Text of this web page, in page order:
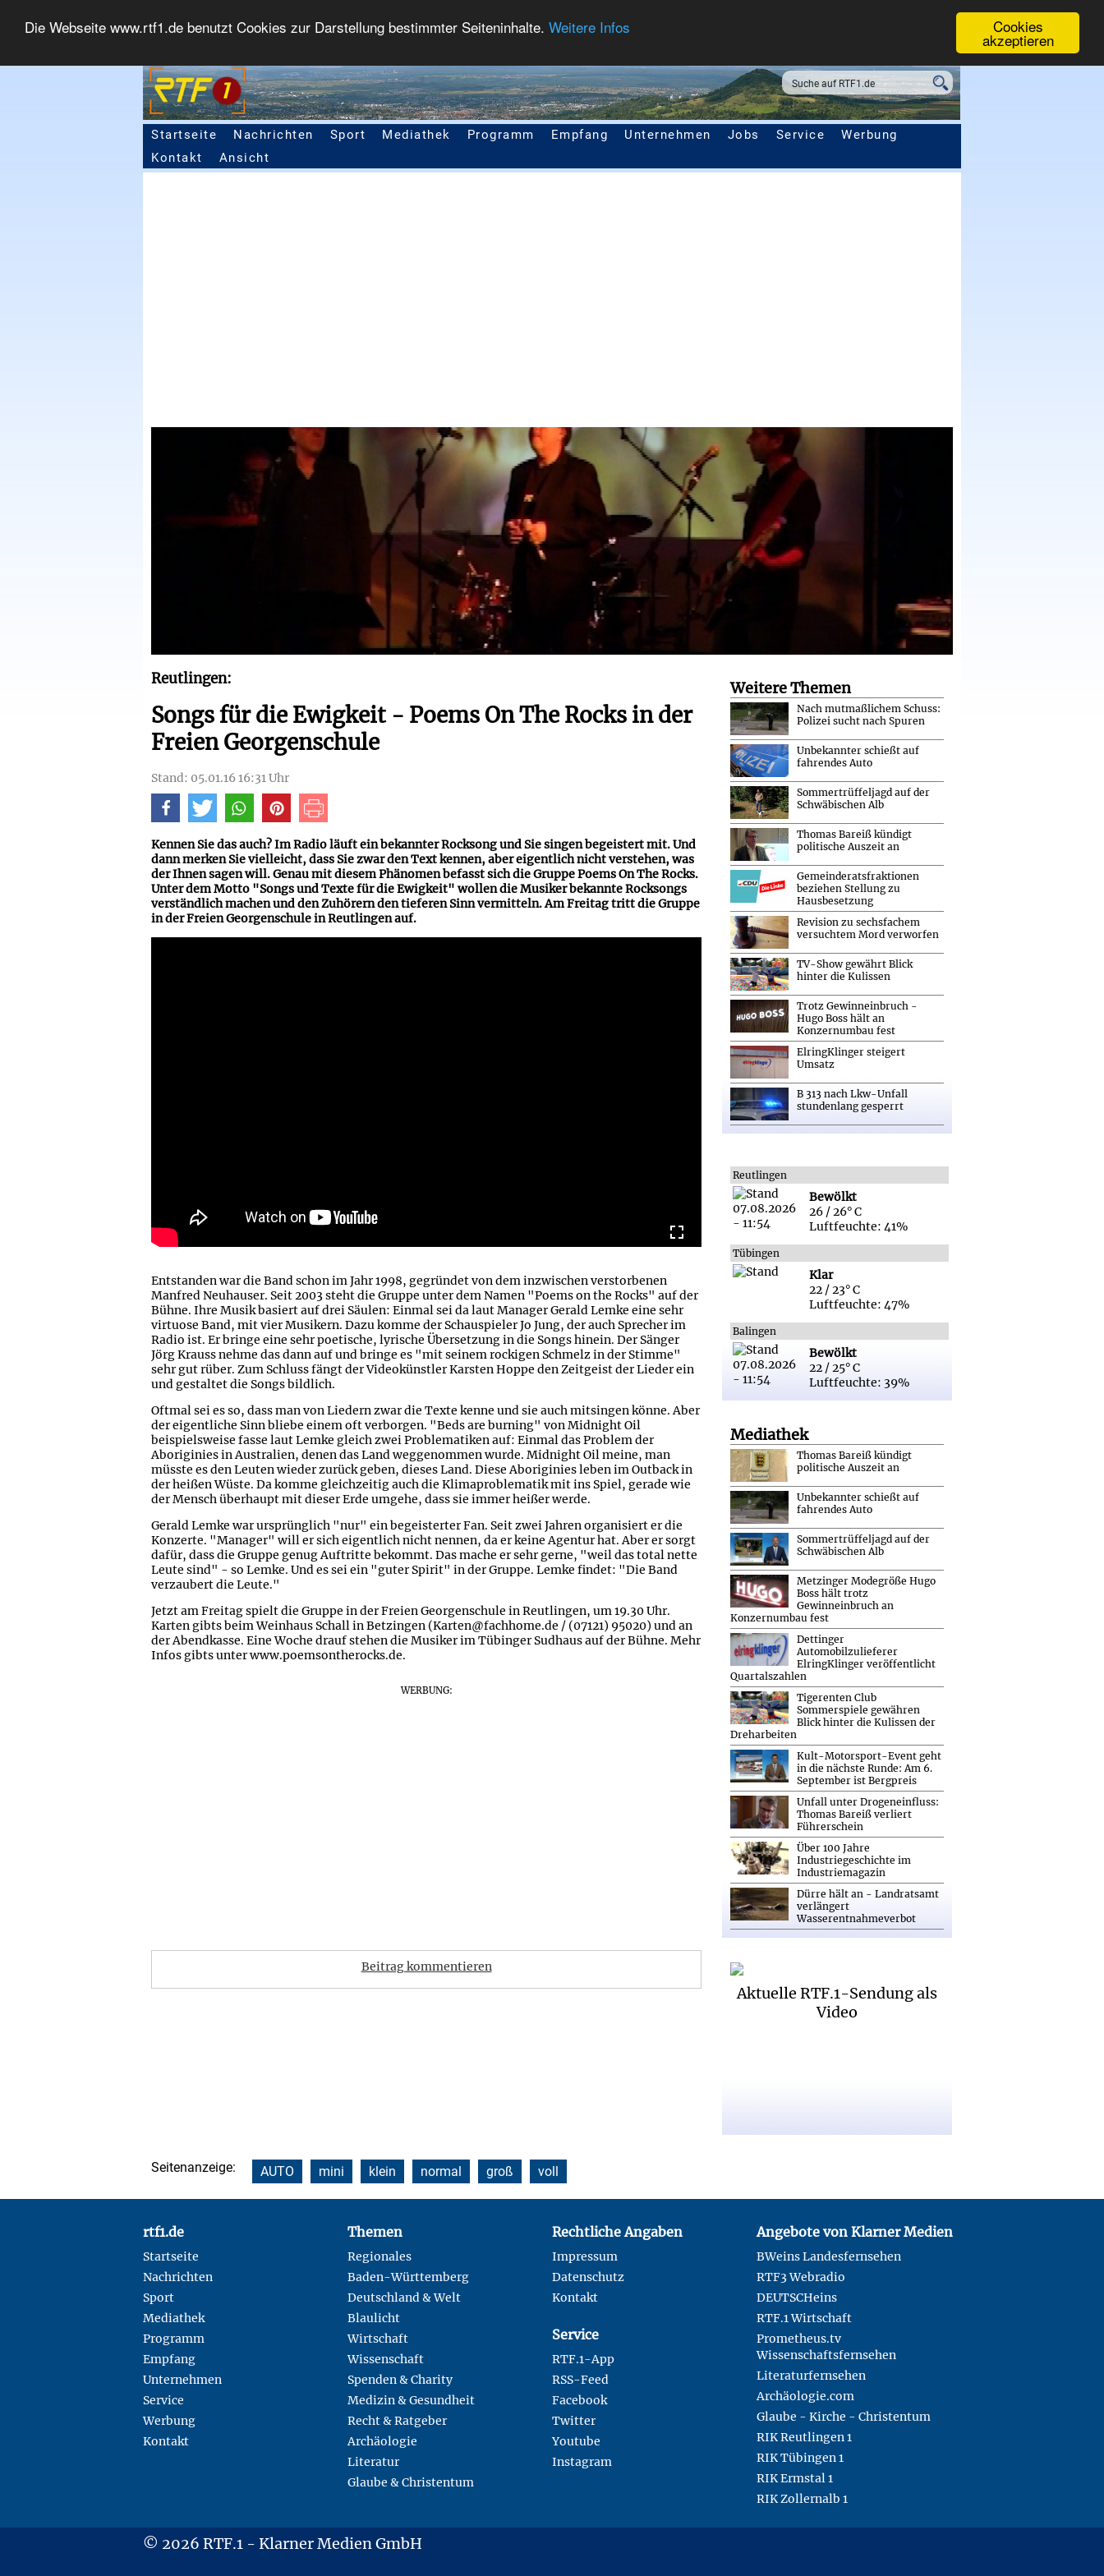
Cookies
akzeptieren
Die Webseite www.rtf1.de benutzt Cookies zur Darstellung bestimmter Seiteninhalte. Weitere Infos
Seitennavigation
Startseite Nachrichten Sport Mediathek Programm Empfang Unternehmen Jobs Service
Werbung
Kontakt
Ansicht
Reutlingen:
Songs für die Ewigkeit - Poems On The Rocks in der
Freien Georgenschule
Stand: 05.01.16 16:31 Uhr
Kennen Sie das auch? Im Radio läuft ein bekannter Rocksong und Sie singen begeistert mit. Und
dann merken Sie vielleicht, dass Sie zwar den Text kennen, aber eigentlich nicht verstehen, was
der Ihnen sagen will. Genau mit diesem Phänomen befasst sich die Gruppe Poems On The Rocks.
Unter dem Motto "Songs und Texte für die Ewigkeit" wollen die Musiker bekannte Rocksongs
verständlich machen und den Zuhörern den tieferen Sinn vermitteln. Am Freitag tritt die Gruppe
in der Freien Georgenschule in Reutlingen auf.
Entstanden war die Band schon im Jahr 1998, gegründet von dem inzwischen verstorbenen
Manfred Neuhauser. Seit 2003 steht die Gruppe unter dem Namen "Poems on the Rocks" auf der
Bühne. Ihre Musik basiert auf drei Säulen: Einmal sei da laut Manager Gerald Lemke eine sehr
virtuose Band, mit vier Musikern. Dazu komme der Schauspieler Jo Jung, der auch Sprecher im
Radio ist. Er bringe eine sehr poetische, lyrische Übersetzung in die Songs hinein. Der Sänger
Jörg Krauss nehme das dann auf und bringe es "mit seinem rockigen Schmelz in der Stimme"
sehr gut rüber. Zum Schluss fängt der Videokünstler Karsten Hoppe den Zeitgeist der Lieder ein
und gestaltet die Songs bildlich.
Oftmal sei es so, dass man von Liedern zwar die Texte kenne und sie auch mitsingen könne. Aber
der eigentliche Sinn bliebe einem oft verborgen. "Beds are burning" von Midnight Oil
beispielsweise fasse laut Lemke gleich zwei Problematiken auf: Einmal das Problem der
Aboriginies in Australien, denen das Land weggenommen wurde. Midnight Oil meine, man
müsste es den Leuten wieder zurück geben, dieses Land. Diese Aboriginies leben im Outback in
der heißen Wüste. Da komme gleichzeitig auch die Klimaproblematik mit ins Spiel, gerade wie
der Mensch überhaupt mit dieser Erde umgehe, dass sie immer heißer werde.
Gerald Lemke war ursprünglich "nur" ein begeisterter Fan. Seit zwei Jahren organisiert er die
Konzerte. "Manager" will er sich eigentlich nicht nennen, da er keine Agentur hat. Aber er sorgt
dafür, dass die Gruppe genug Auftritte bekommt. Das mache er sehr gerne, "weil das total nette
Leute sind" - so Lemke. Und es sei ein "guter Spirit" in der Gruppe. Lemke findet: "Die Band
verzaubert die Leute."
Jetzt am Freitag spielt die Gruppe in der Freien Georgenschule in Reutlingen, um 19.30 Uhr.
Karten gibts beim Weinhaus Schall in Betzingen (Karten@fachhome.de / (07121) 95020) und an
der Abendkasse. Eine Woche drauf stehen die Musiker im Tübinger Sudhaus auf der Bühne. Mehr
Infos gibts unter www.poemsontherocks.de.
WERBUNG:
Beitrag kommentieren
Weitere Themen
Nach mutmaßlichem Schuss:
Polizei sucht nach Spuren
Unbekannter schießt auf
fahrendes Auto
Sommertrüffeljagd auf der
Schwäbischen Alb
Thomas Bareiß kündigt
politische Auszeit an
Gemeinderatsfraktionen
beziehen Stellung zu
Hausbesetzung
Revision zu sechsfachem
versuchtem Mord verworfen
TV-Show gewährt Blick
hinter die Kulissen
Trotz Gewinneinbruch -
Hugo Boss hält an
Konzernumbau fest
ElringKlinger steigert
Umsatz
B 313 nach Lkw-Unfall
stundenlang gesperrt
Reutlingen
Bewölkt
26 / 26° C
Luftfeuchte: 41%
Tübingen
Klar
22 / 23° C
Luftfeuchte: 47%
Balingen
Bewölkt
22 / 25° C
Luftfeuchte: 39%
Mediathek
Thomas Bareiß kündigt
politische Auszeit an
Unbekannter schießt auf
fahrendes Auto
Sommertrüffeljagd auf der
Schwäbischen Alb
Metzinger Modegröße Hugo
Boss hält trotz
Gewinneinbruch an
Konzernumbau fest
Dettinger
Automobilzulieferer
ElringKlinger veröffentlicht
Quartalszahlen
Tigerenten Club
Sommerspiele gewähren
Blick hinter die Kulissen der
Dreharbeiten
Kult-Motorsport-Event geht
in die nächste Runde: Am 6.
September ist Bergpreis
Unfall unter Drogeneinfluss:
Thomas Bareiß verliert
Führerschein
Über 100 Jahre
Industriegeschichte im
Industriemagazin
Dürre hält an - Landratsamt
verlängert
Wasserentnahmeverbot
Aktuelle RTF.1-Sendung als
Video
Seitenanzeige: AUTO mini klein normal groß voll
© 2026 RTF.1 - Klarner Medien GmbH
rtf1.de
Startseite
Nachrichten
Sport
Mediathek
Programm
Empfang
Unternehmen
Service
Werbung
Kontakt
Themen
Regionales
Baden-Württemberg
Deutschland & Welt
Blaulicht
Wirtschaft
Wissenschaft
Spenden & Charity
Medizin & Gesundheit
Recht & Ratgeber
Archäologie
Literatur
Glaube & Christentum
Rechtliche Angaben
Impressum
Datenschutz
Kontakt
Service
RTF.1-App
RSS-Feed
Facebook
Twitter
Youtube
Instagram
Angebote von Klarner Medien
BWeins Landesfernsehen
RTF3 Webradio
DEUTSCHeins
RTF.1 Wirtschaft
Prometheus.tv
Wissenschaftsfernsehen
Literaturfernsehen
Archäologie.com
Glaube - Kirche - Christentum
RIK Reutlingen 1
RIK Tübingen 1
RIK Ermstal 1
RIK Zollernalb 1